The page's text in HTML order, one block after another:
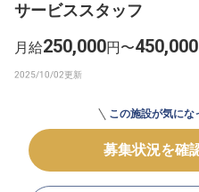
採用をお考えの
サービススタッフ
月給250,000円〜450,000
この施設が気にな
募集状況を確